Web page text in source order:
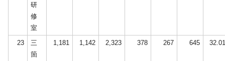
研
修
室
23
三
箇
1,181 1,142 2,323 378 267 645 32.01